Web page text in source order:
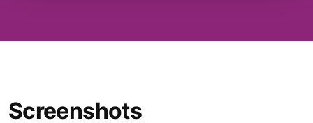
Screenshots